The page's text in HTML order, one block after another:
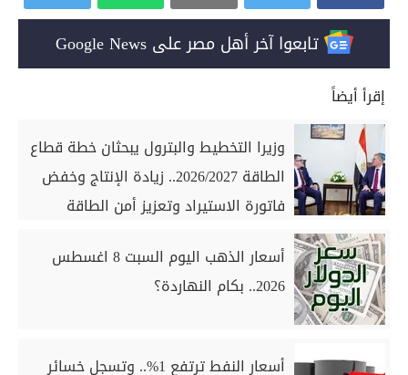
تابعوا آخر أهل مصر على Google News
إقرأ أيضاً
وزيرا التخطيط والبترول يبحثان خطة قطاع
الطاقة 2026/2027.. زيادة الإنتاج وخفض
فاتورة الاستيراد وتعزيز أمن الطاقة
أسعار الذهب اليوم السبت 8 اغسطس
2026.. بكام النهاردة؟
أسعار النفط ترتفع 1%.. وتسجل خسائر